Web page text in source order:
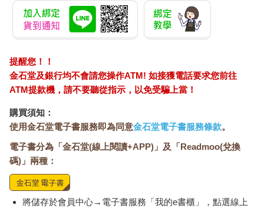
這個人」，忘記了自己，將焦點都放在對方身上。
如果和那個人之間的關係不順利，就會立刻把責任歸咎於對方，
麼……總之，都是對方的錯。
只要有這種想法，就不可能建立良好的人際關係。
不要將焦點放在對方身上，而是要注視自己。
首先要客觀認清自己，把自己分成四大部分。
第一，自己的哪些部分絕對無法改變，絕對無法讓步。
第二，如果想要改變，也不是不能改變，但盡可能不想改變的部
第三，只要有心，就可以輕易改變的部分。
第四，自己也認為改一改比較好的部分。
首先，正視自己的心情、想法和不自覺的行為，把自己分成這四
個部分。
這樣有助於客觀地判斷和對方之間的關係，如果想要改變和對方
提醒您！！
金石堂及銀行均不會請您操作ATM! 如接獲電話要求您前往
ATM提款機，請不要聽從指示，以免受騙上當！
購買須知：
使用金石堂電子書服務即為同意金石堂電子書服務條款。
電子書分為「金石堂(線上閱讀+APP)」及「Readmoo(兌換
碼)」兩種：
將儲存於會員中心→電子書服務「我的e書櫃」，點選線上